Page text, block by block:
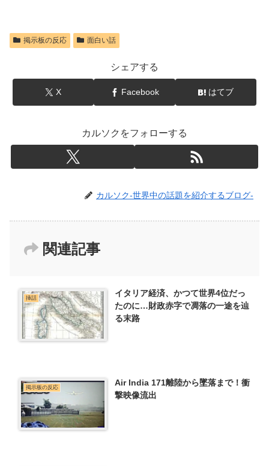
掲示板の反応 面白い話
シェアする
X Facebook はてブ
カルソクをフォローする
カルソク-世界中の話題を紹介するブログ-
関連記事
挿話
イタリア経済、かつて世界4位だっ
たのに…財政赤字で凋落の一途を辿
る末路
掲示板の反応
Air India 171離陸から墜落まで！衝
撃映像流出